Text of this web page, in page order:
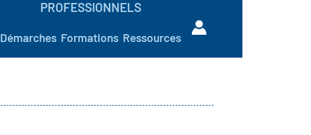
PROFESSIONNELS
Démarches Formations Ressources